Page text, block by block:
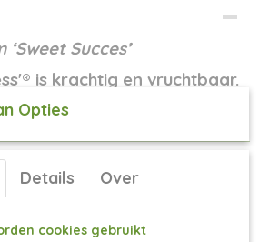
Succes’
is krachtig en vruchtbaar.
goji is de zoete smaak!
snoeien doet bloeien!
Opties
Details Over
cookies gebruikt